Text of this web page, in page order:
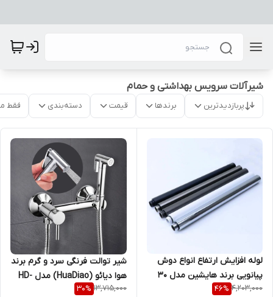
شیرآلات سرویس بهداشتی و حمام
پربازدیدترین برندها قیمت دسته‌بندی فقط
لوله افزایش ارتفاع انواع دوش
پیانویی برند هایشین مدل 30
سانتی
4,203,000
46%
شیر توالت فرنگی سرد و گرم برند
هوا دیائو (HuaDiao) مدل HD-
129
13,715,000
30%